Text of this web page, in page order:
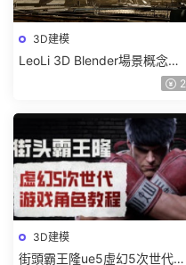
3D建模
LeoLi 3D Blender場景概念設
計班第6期2023年【畫質高清2
3D建模
街頭霸王隆ue5虛幻5次世代遊